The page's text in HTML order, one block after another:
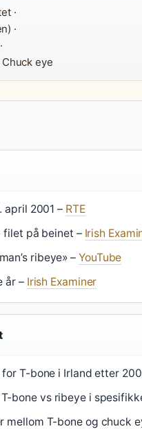
·
·
Chuck eye
april 2001 – RTE
filet på beinet – Irish
ribeye» – YouTube
år – Irish Examiner
T-bone i Irland etter
bone vs ribeye i
mellom T-bone og chuck